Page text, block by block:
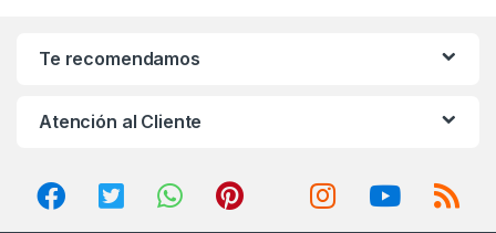
a
Te recomendamos
Atención al Cliente